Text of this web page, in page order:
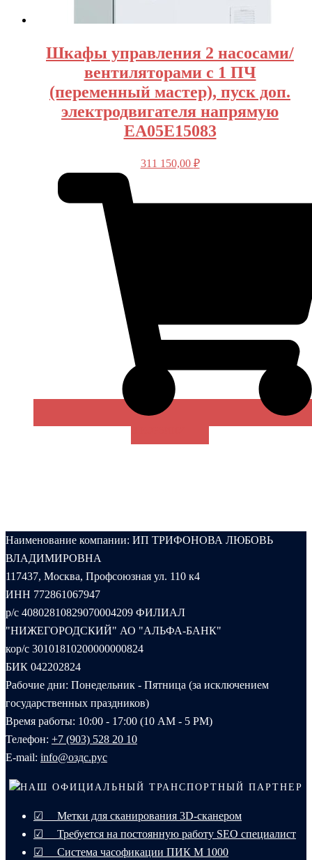
Шкафы управления 2 насосами/
вентиляторами с 1 ПЧ
(переменный мастер), пуск доп.
электродвигателя напрямую
EA05E15083
311 150,00 ₽
Наименование компании: ИП ТРИФОНОВА ЛЮБОВЬ
ВЛАДИМИРОВНА
117437, Москва, Профсоюзная ул. 110 к4
ИНН 772861067947
р/с 40802810829070004209 ФИЛИАЛ
"НИЖЕГОРОДСКИЙ" АО "АЛЬФА-БАНК"
кор/с 30101810200000000824
БИК 042202824
Рабочие дни: Понедельник - Пятница (за исключением
государственных праздников)
Время работы: 10:00 - 17:00 (10 AM - 5 PM)
Телефон: +7 (903) 528 20 10‬
E-mail: info@оздс.рус
НАШ ОФИЦИАЛЬНЫЙ ТРАНСПОРТНЫЙ ПАРТНЕР
☑ Метки для сканирования 3D-сканером
☑ Требуется на постоянную работу SEO специалист
☑ Система часофикации ПИК М 1000